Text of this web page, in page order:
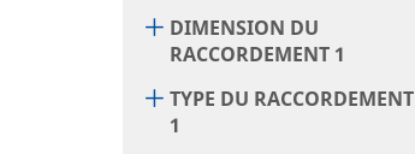
DIMENSION DU
RACCORDEMENT 1
TYPE DU RACCORDEMENT
1